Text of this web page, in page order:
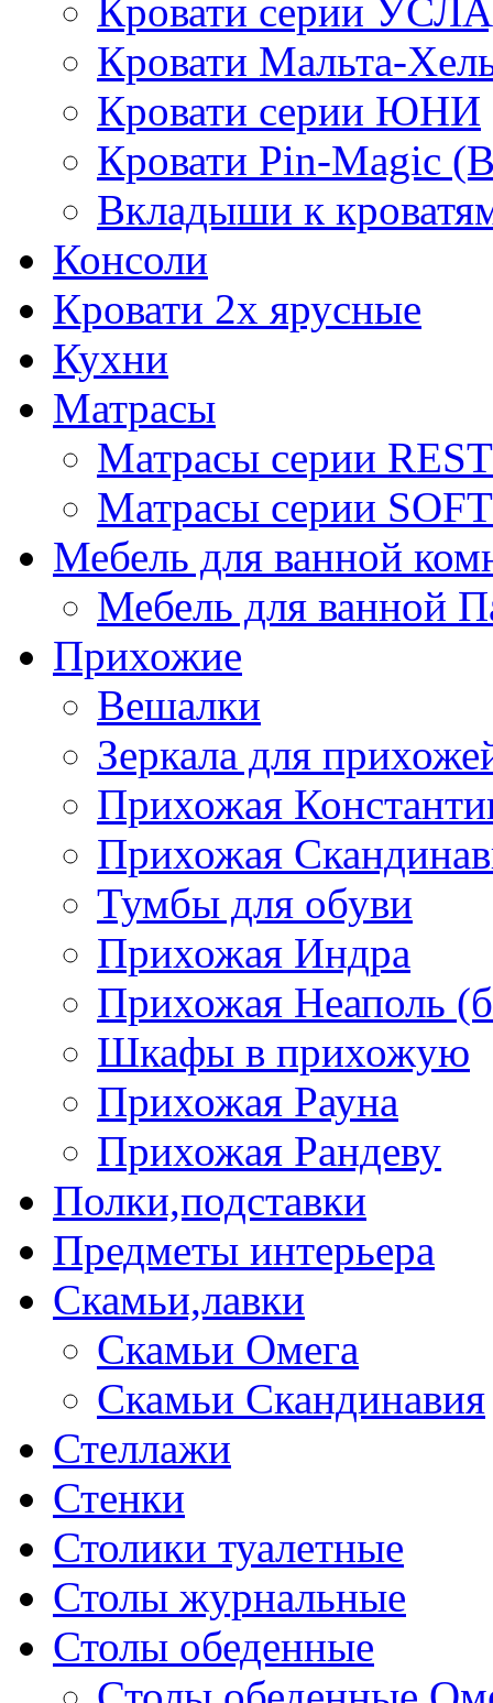
Кровати серии
Кровати Мальта-
Кровати серии ЮНИ
Кровати Pin-Magic
Вкладыши к
Консоли
Кровати 2х ярусные
Кухни
Матрасы
Матрасы серии REST
Матрасы серии SOFT
Мебель для ванной
Мебель для ванной
Прихожие
Вешалки
Зеркала для
Прихожая
Прихожая
Тумбы для обуви
Прихожая Индра
Прихожая Неаполь
Шкафы в прихожую
Прихожая Рауна
Прихожая Рандеву
Полки,подставки
Предметы интерьера
Скамьи,лавки
Скамьи Омега
Скамьи Скандинавия
Стеллажи
Стенки
Столики туалетные
Столы журнальные
Столы обеденные